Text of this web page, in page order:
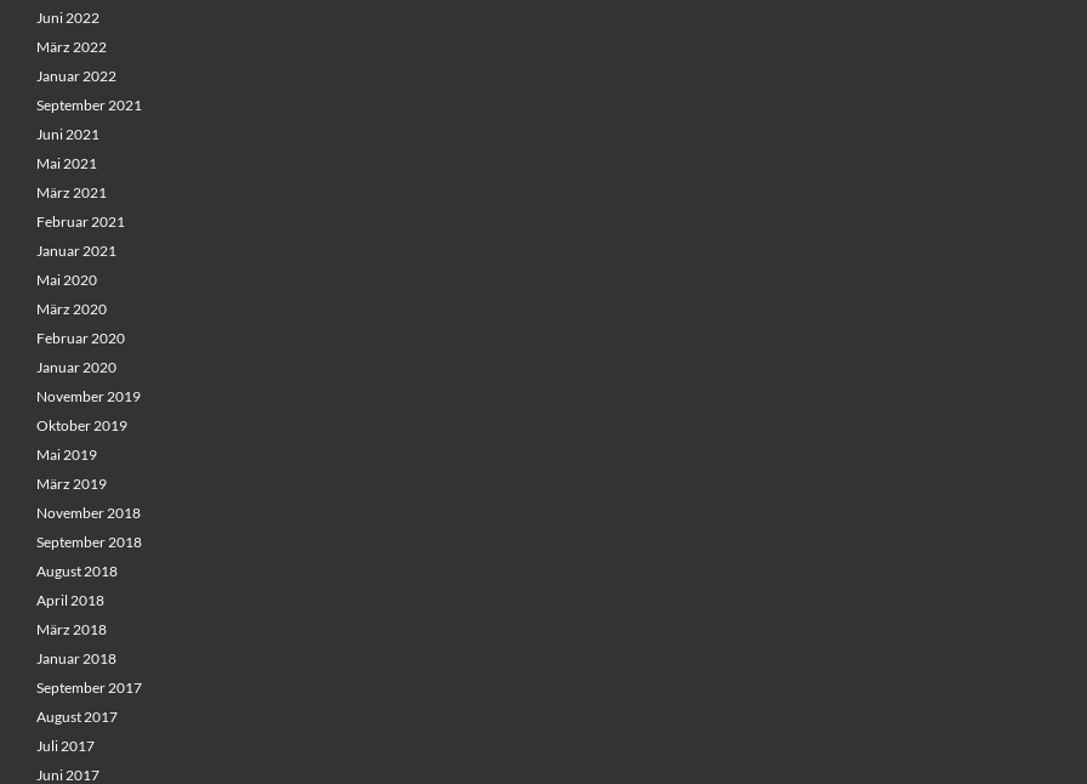
Juni 2022
März 2022
Januar 2022
September 2021
Juni 2021
Mai 2021
März 2021
Februar 2021
Januar 2021
Mai 2020
März 2020
Februar 2020
Januar 2020
November 2019
Oktober 2019
Mai 2019
März 2019
November 2018
September 2018
August 2018
April 2018
März 2018
Januar 2018
September 2017
August 2017
Juli 2017
Juni 2017